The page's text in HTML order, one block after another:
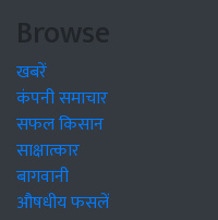
Browse
खबरें
कंपनी समाचार
सफल किसान
साक्षात्कार
बागवानी
औषधीय फसलें